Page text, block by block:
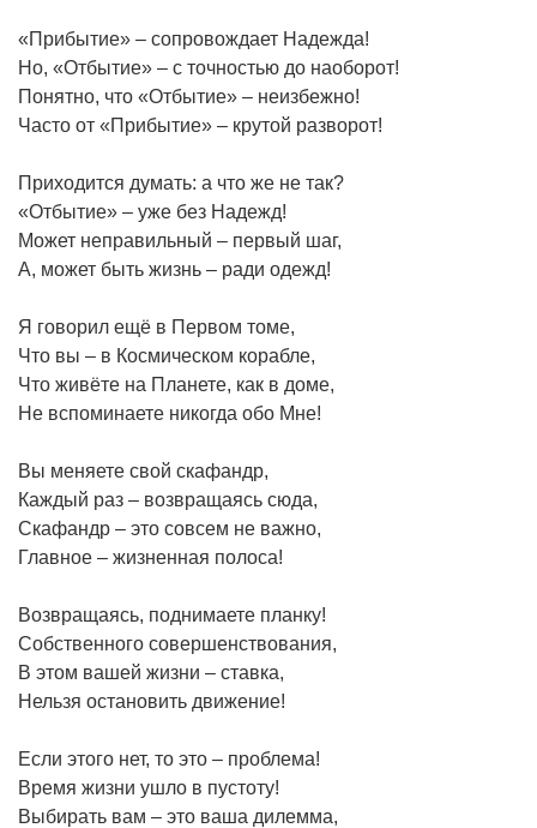
«Прибытие» – сопровождает Надежда!
Но, «Отбытие» – с точностью до наоборот!
Понятно, что «Отбытие» – неизбежно!
Часто от «Прибытие» – крутой разворот!
Приходится думать: а что же не так?
«Отбытие» – уже без Надежд!
Может неправильный – первый шаг,
А, может быть жизнь – ради одежд!
Я говорил ещё в Первом томе,
Что вы – в Космическом корабле,
Что живёте на Планете, как в доме,
Не вспоминаете никогда обо Мне!
Вы меняете свой скафандр,
Каждый раз – возвращаясь сюда,
Скафандр – это совсем не важно,
Главное – жизненная полоса!
Возвращаясь, поднимаете планку!
Собственного совершенствования,
В этом вашей жизни – ставка,
Нельзя остановить движение!
Если этого нет, то это – проблема!
Время жизни ушло в пустоту!
Выбирать вам – это ваша дилемма,